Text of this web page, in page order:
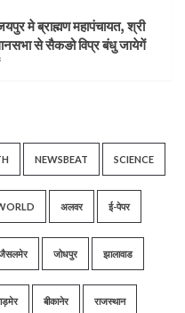
मे ब्राह्मण महापंचायत, श्री
से सैकङो विप्र बंधु जायेगें
NEWSBEAT SCIENCE
अलवर ई-पेपर
जोधपुर झालावाड
बीकानेर राजस्थान